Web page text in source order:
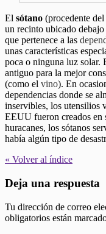
El sótano (procedente del
un recinto ubicado
que pertenece a las
unas características
poca o ninguna luz solar.
antiguo para la mejor
(como el vino). En
dependencias donde se
inservibles, los utensilios
EEUU fueron creados en
huracanes, los sótanos
había algún tipo de
« Volver al índice
Deja una respuesta
Tu dirección de correo
obligatorios están